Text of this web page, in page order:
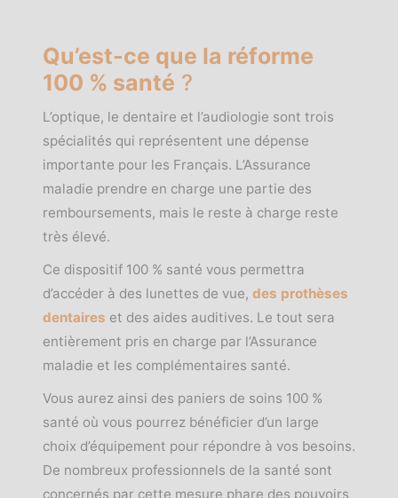
Qu’est-ce que la réforme
100 % santé ?
L’optique, le dentaire et l’audiologie sont trois
spécialités qui représentent une dépense
importante pour les Français. L’Assurance
maladie prendre en charge une partie des
remboursements, mais le reste à charge reste
très élevé.
Ce dispositif 100 % santé vous permettra
d’accéder à des lunettes de vue, des prothèses
dentaires et des aides auditives. Le tout sera
entièrement pris en charge par l’Assurance
maladie et les complémentaires santé.
Vous aurez ainsi des paniers de soins 100 %
santé où vous pourrez bénéficier d’un large
choix d’équipement pour répondre à vos besoins.
De nombreux professionnels de la santé sont
concernés par cette mesure phare des pouvoirs